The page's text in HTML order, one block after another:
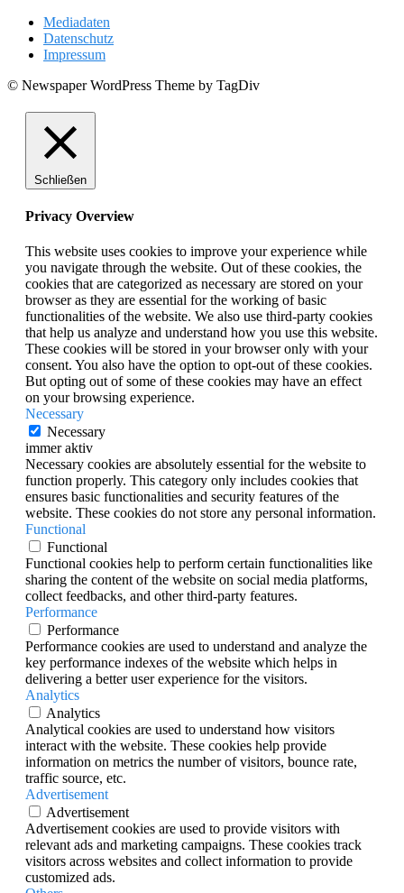
Mediadaten
Datenschutz
Impressum
© Newspaper WordPress Theme by TagDiv
Schließen
Privacy Overview
This website uses cookies to improve your experience while
you navigate through the website. Out of these cookies, the
cookies that are categorized as necessary are stored on your
browser as they are essential for the working of basic
functionalities of the website. We also use third-party cookies
that help us analyze and understand how you use this website.
These cookies will be stored in your browser only with your
consent. You also have the option to opt-out of these cookies.
But opting out of some of these cookies may have an effect
on your browsing experience.
Necessary
Necessary
immer aktiv
Necessary cookies are absolutely essential for the website to
function properly. This category only includes cookies that
ensures basic functionalities and security features of the
website. These cookies do not store any personal information.
Functional
Functional
Functional cookies help to perform certain functionalities like
sharing the content of the website on social media platforms,
collect feedbacks, and other third-party features.
Performance
Performance
Performance cookies are used to understand and analyze the
key performance indexes of the website which helps in
delivering a better user experience for the visitors.
Analytics
Analytics
Analytical cookies are used to understand how visitors
interact with the website. These cookies help provide
information on metrics the number of visitors, bounce rate,
traffic source, etc.
Advertisement
Advertisement
Advertisement cookies are used to provide visitors with
relevant ads and marketing campaigns. These cookies track
visitors across websites and collect information to provide
customized ads.